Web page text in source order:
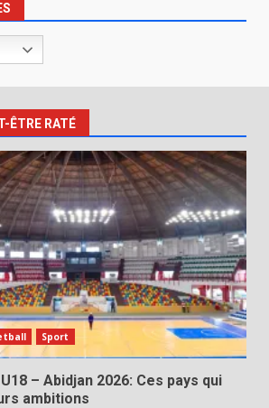
ÊTRE RATÉ
Sport
– Abidjan 2026: Ces pays qui
ambitions